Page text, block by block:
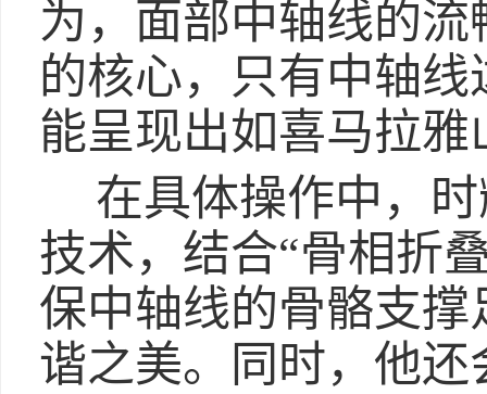
为，面部中轴线的
的核心，只有中轴
能呈现出如喜马拉
在具体操作中，
技术，结合“骨相折
保中轴线的骨骼支
谐之美。同时，他